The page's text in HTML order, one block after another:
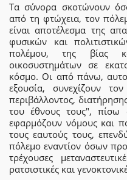
Τα σύνορα σκοτώνουν
από τη φτώχεια, τον
είναι αποτέλεσμα της
φυσικών και
πολέμου, της βίας
οικοσυστημάτων σε
κόσμο. Οι από πάνω,
εξουσία, συνεχίζουν
περιβάλλοντος,
του έθνους τους",
εφαρμόζουν νόμους και
τους εαυτούς τους,
πόλεμο εναντίον όσων
τρέχουσες
ρατσιστικές και